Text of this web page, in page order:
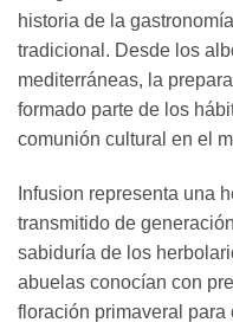
historia de la
tradicional. Desde los
mediterráneas, la
formado parte de los
comunión cultural en el
Infusion representa una
transmitido de
sabiduría de los
abuelas conocían con
floración primaveral